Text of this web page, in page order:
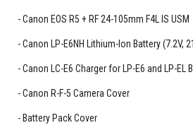
Canon EOS R5 + RF 24-105mm F4L IS USM
Canon LP-E6NH Lithium-Ion Battery (7.2V,
Canon LC-E6 Charger for LP-E6 and LP-EL
Canon R-F-5 Camera Cover
Battery Pack Cover